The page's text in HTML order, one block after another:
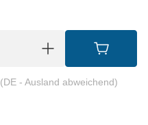
(DE - Ausland abweichend)